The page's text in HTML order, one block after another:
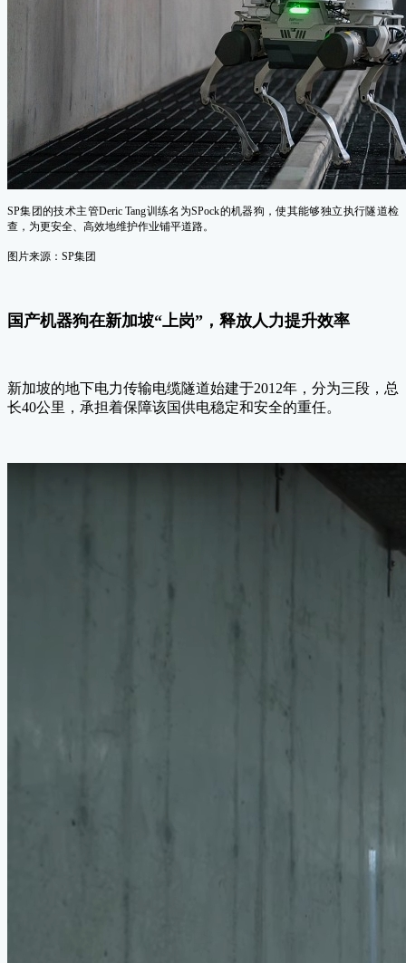
SP集团的技术主管Deric Tang训练名为SPock的机器狗，使其能够独立执行隧道检
查，为更安全、高效地维护作业铺平道路。
图片来源：SP集团
国产机器狗在新加坡“上岗”，释放人力提升效率
新加坡的地下电力传输电缆隧道始建于2012年，分为三段，总
长40公里，承担着保障该国供电稳定和安全的重任。